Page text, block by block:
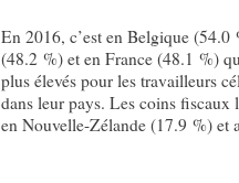
En 2016, c’est en Belgique
(48.2 %) et en France (48.1 %)
plus élevés pour les travailleurs
dans leur pays. Les coins
en Nouvelle-Zélande (17.9 %)